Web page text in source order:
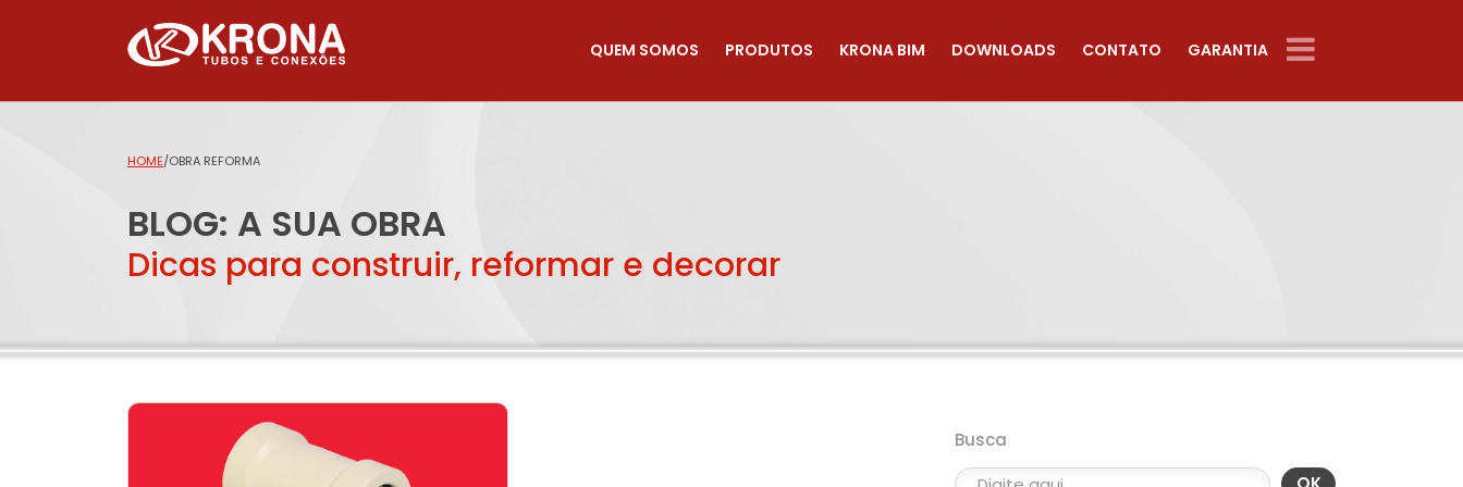
QUEM SOMOS PRODUTOS KRONA BIM DOWNLOADS CONTATO GARANTIA
HOME/OBRA REFORMA
BLOG: A SUA OBRA
Dicas para construir, reformar e decorar
Busca